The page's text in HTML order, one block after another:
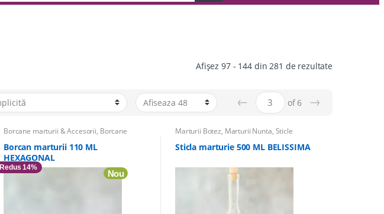
Afișez 97 - 144 din 281 de rezultate
← of 6 →
Borcane marturii & Accesorii, Borcane
Marturii Nunta
Totul pentru Botez
Borcan marturii 110 ML
HEXAGONAL
Redus 14%
Nou
Marturii Botez, Marturii Nunta, Sticle
Sticle marturii & Accesorii
pentru Botez
Sticla marturie 500 ML BELISSIMA